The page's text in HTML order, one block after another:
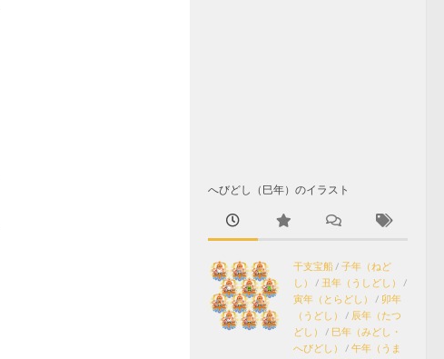
へびどし（巳年）のイラスト
干支宝船/ 子年（ねど
し）
/ 丑年（うしどし）
/
寅年（とらどし）
/ 卯年
（うどし）
/ 辰年（たつ
どし）
/ 巳年（みどし・
へびどし）
/ 午年（うま